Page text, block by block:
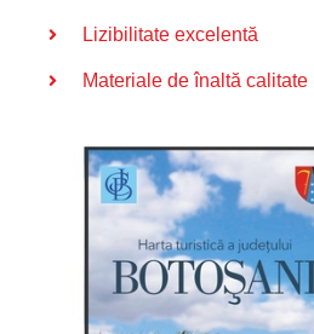
Lizibilitate excelentă
Materiale de înaltă calitate